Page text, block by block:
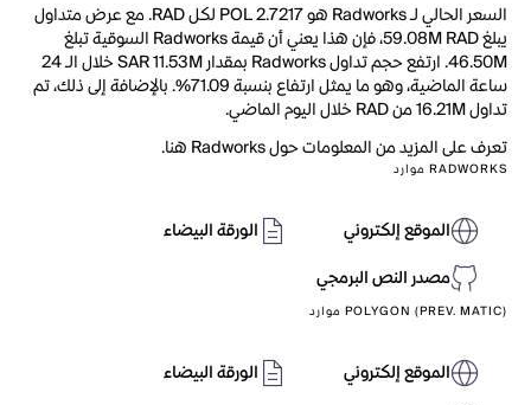
السعر الحالي لـ Radworks هو POL 2.7217 لكل RAD. مع عرض متداول
يبلغ 59.08M RAD، فإن هذا يعني أن قيمة Radworks السوقية تبلغ
46.50M. ارتفع حجم تداول Radworks بمقدار SAR 11.53M خلال الـ 24
ساعة الماضية، وهو ما يمثل ارتفاع بنسبة 71.09%. بالإضافة إلى ذلك، تم
تداول 16.21M من RAD خلال اليوم الماضي.
تعرف على المزيد من المعلومات حول Radworks هنا.
RADWORKS موارد
الموقع إلكتروني
الورقة البيضاء
مصدر النص البرمجي
POLYGON (PREV. MATIC) موارد
الموقع إلكتروني
الورقة البيضاء